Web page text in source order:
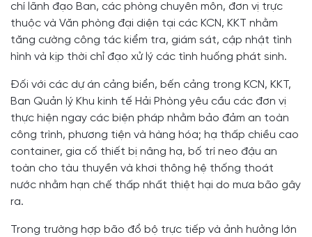
chí lãnh đạo Ban, các phòng chuyên môn, đơn vị trực
thuộc và Văn phòng đại diện tại các KCN, KKT nhằm
tăng cường công tác kiểm tra, giám sát, cập nhật tình
hình và kịp thời chỉ đạo xử lý các tình huống phát sinh.
Đối với các dự án cảng biển, bến cảng trong KCN, KKT,
Ban Quản lý Khu kinh tế Hải Phòng yêu cầu các đơn vị
thực hiện ngay các biện pháp nhằm bảo đảm an toàn
công trình, phương tiện và hàng hóa; hạ thấp chiều cao
container, gia cố thiết bị nâng hạ, bố trí neo đậu an
toàn cho tàu thuyền và khơi thông hệ thống thoát
nước nhằm hạn chế thấp nhất thiệt hại do mưa bão gây
ra.
Trong trường hợp bão đổ bộ trực tiếp và ảnh hưởng lớn